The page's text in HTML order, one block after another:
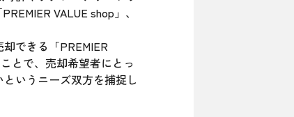
VALUE shop」、
できる「PREMIER
とで、売却希望者にとっ
いうニーズ双方を捕捉し